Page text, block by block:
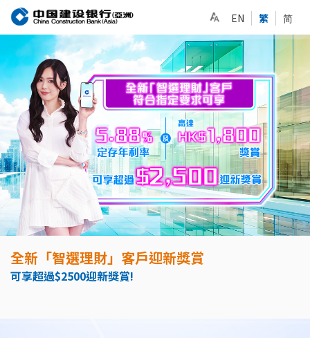
EN 繁 简
全新「智選理財」客戶迎新獎賞
可享超過$2500迎新獎賞!